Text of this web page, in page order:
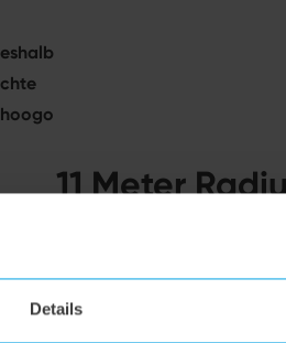
Details
11 Meter
Dank der Kombination
Deinem hoogo B3+ einen
alle Winkel und musst